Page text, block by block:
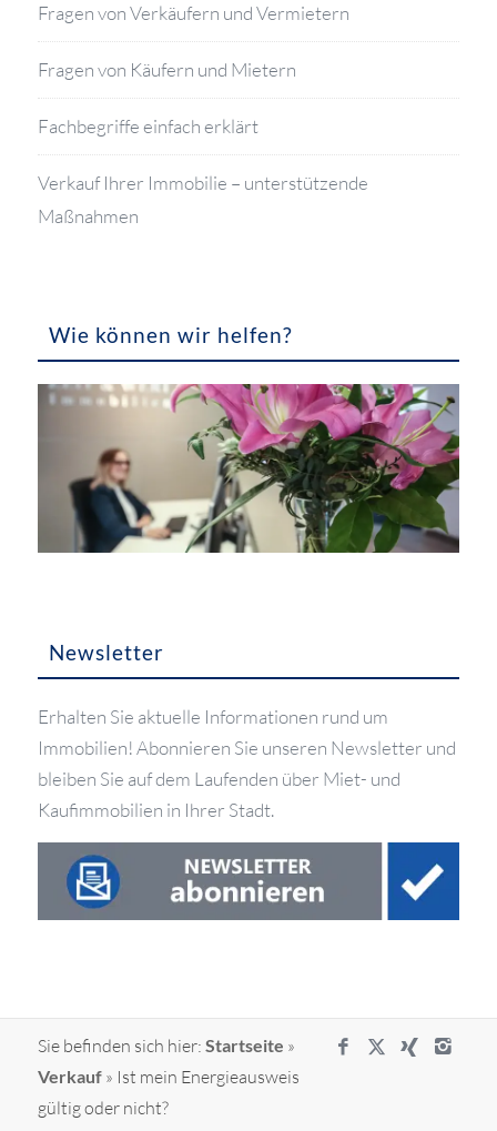
Fragen von Verkäufern und Vermietern
Fragen von Käufern und Mietern
Fachbegriffe einfach erklärt
Verkauf Ihrer Immobilie – unterstützende
Maßnahmen
Wie können wir helfen?
Newsletter
Erhalten Sie aktuelle Informationen rund um
Immobilien! Abonnieren Sie unseren Newsletter und
bleiben Sie auf dem Laufenden über Miet- und
Kaufimmobilien in Ihrer Stadt.
Sie befinden sich hier: Startseite »
Verkauf» Ist mein Energieausweis
gültig oder nicht?